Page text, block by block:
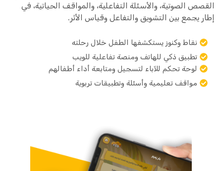
القصص الصوتية، والأسئلة التفاعلية، والمواقف الحياتية، في
إطار يجمع بين التشويق والتفاعل وقياس الأثر.
نقاط وكنوز يستكشفها الطفل خلال رحلته
تطبيق ذكي للهاتف ومنصة تفاعلية للويب
لوحة تحكم للآباء لتسجيل ومتابعة أداء أطفالهم
مواقف تعليمية وأسئلة وتطبيقات تربوية